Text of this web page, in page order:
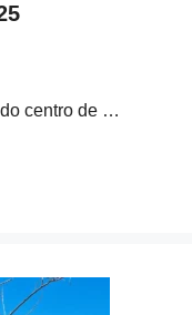
centro de …